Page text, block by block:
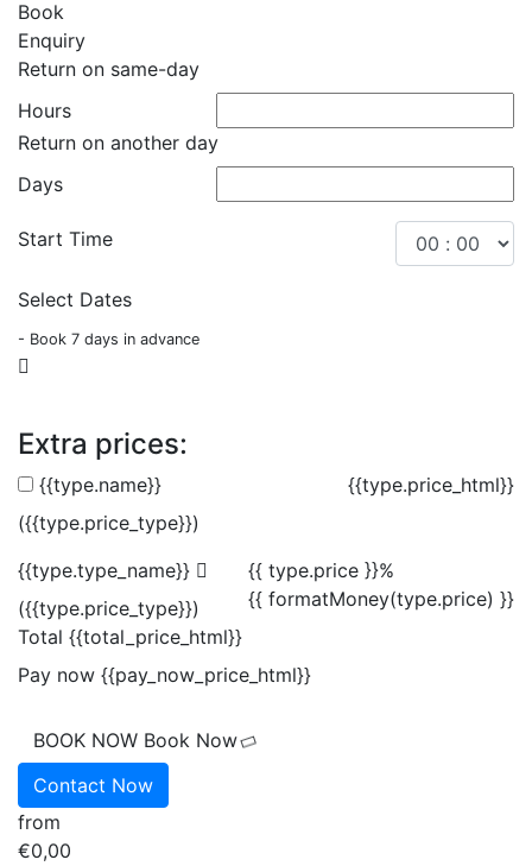
Book
Enquiry
Return on same-day
Hours
Return on another day
Days
Start Time
Select Dates
- Book 7 days in advance
Extra prices:
{{type.name}}
({{type.price_type}})
{{type.price_html}}
{{type.type_name}}
({{type.price_type}})
{{ type.price }}%
{{ formatMoney(type.price) }}
Total {{total_price_html}}
Pay now {{pay_now_price_html}}
BOOK NOW Book Now
Contact Now
from
€0,00